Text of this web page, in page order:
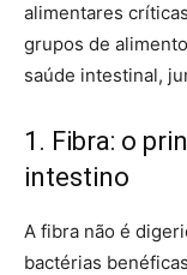
alimentares
grupos de
saúde intestinal,
1. Fibra: o
intestino
A fibra não é
bactérias